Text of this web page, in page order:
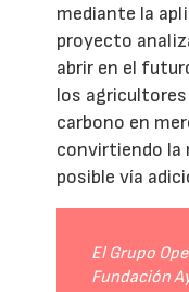
mediante la
proyecto
abrir en el
los
carbono en
convirtiendo la
posible vía
El Grupo
Fundación